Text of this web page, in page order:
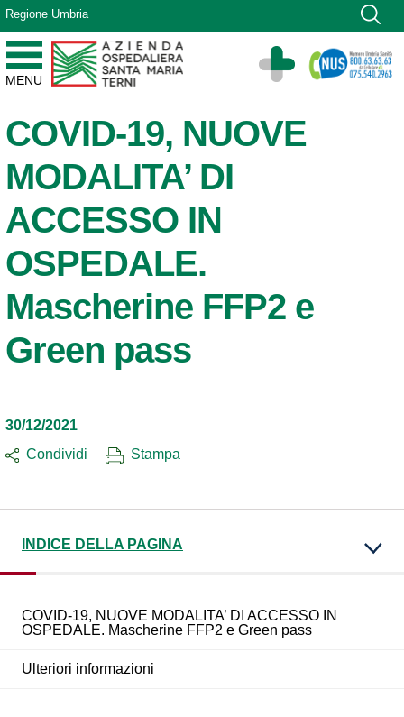
Vai ai contenuti
Vai al menu di navigazione
Vai al footer
Regione Umbria
MENU
Azienda Ospedaliera Santa Maria di Terni
Sito Istituzionale
COVID-19, NUOVE
MODALITA’ DI
ACCESSO IN
OSPEDALE.
Mascherine FFP2 e
Green pass
30/12/2021
Condividi
Stampa
INDICE DELLA PAGINA
COVID-19, NUOVE MODALITA’ DI ACCESSO IN
OSPEDALE. Mascherine FFP2 e Green pass
Ulteriori informazioni